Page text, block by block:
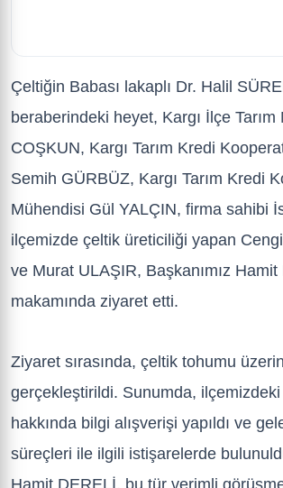
Çeltiğin Babası lakaplı Dr. Halil
beraberindeki heyet, Kargı İlçe
COŞKUN, Kargı Tarım Kredi
Semih GÜRBÜZ, Kargı Tarım Kredi
Mühendisi Gül YALÇIN, firma sahibi
ilçemizde çeltik üreticiliği yapan
ve Murat ULAŞIR, Başkanımız Hamit
makamında ziyaret etti.
Ziyaret sırasında, çeltik tohumu
gerçekleştirildi. Sunumda,
hakkında bilgi alışverişi yapıldı ve
süreçleri ile ilgili istişarelerde